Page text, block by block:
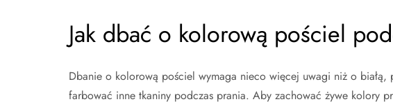
Jak dbać o kolorową pościel
Dbanie o kolorową pościel wymaga nieco więcej uwagi niż o
farbować inne tkaniny podczas prania. Aby zachować żywe kolory